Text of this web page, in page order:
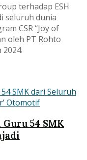
terhadap ESH
seluruh dunia
CSR “Joy of
oleh PT Rohto
54 SMK